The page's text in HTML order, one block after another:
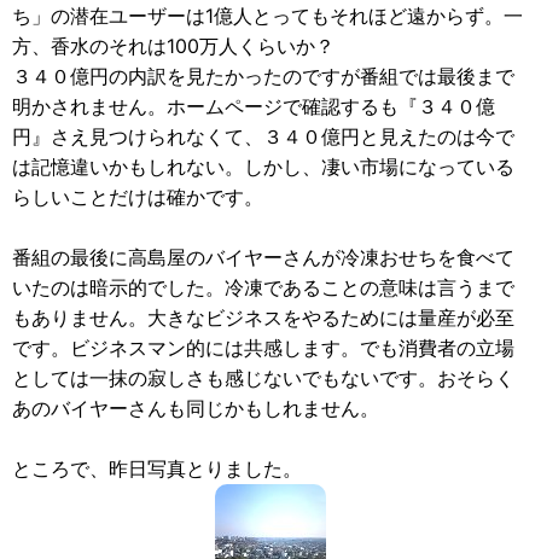
ち」の潜在ユーザーは1億人とってもそれほど遠からず。一
方、香水のそれは100万人くらいか？
３４０億円の内訳を見たかったのですが番組では最後まで
明かされません。ホームページで確認するも『３４０億
円』さえ見つけられなくて、３４０億円と見えたのは今で
は記憶違いかもしれない。しかし、凄い市場になっている
らしいことだけは確かです。
番組の最後に高島屋のバイヤーさんが冷凍おせちを食べて
いたのは暗示的でした。冷凍であることの意味は言うまで
もありません。大きなビジネスをやるためには量産が必至
です。ビジネスマン的には共感します。でも消費者の立場
としては一抹の寂しさも感じないでもないです。おそらく
あのバイヤーさんも同じかもしれません。
ところで、昨日写真とりました。